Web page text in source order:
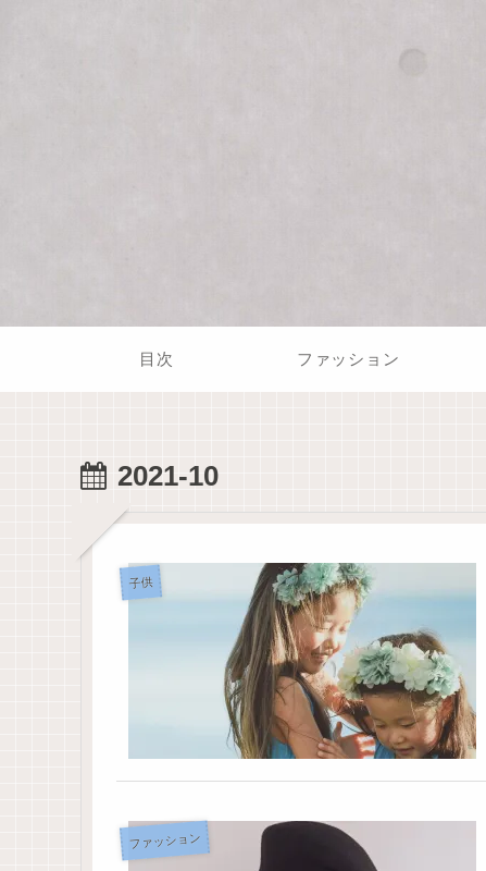
目次 ファッション
2021-10
子供
ファッション